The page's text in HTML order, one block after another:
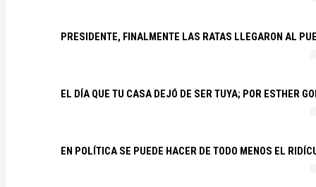
PRESIDENTE, FINALMENTE LAS RATAS LLEGARON AL
EL DÍA QUE TU CASA DEJÓ DE SER TUYA; POR ESTHER
EN POLÍTICA SE PUEDE HACER DE TODO MENOS EL